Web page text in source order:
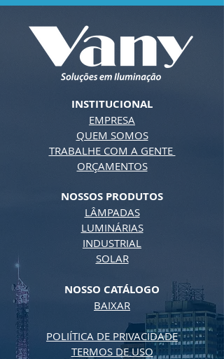
INSTITUCIONAL
EMPRESA
QUEM SOMOS
TRABALHE COM A GENTE
ORÇAMENTOS
NOSSOS PRODUTOS
LÂMPADAS
LUMINÁRIAS
INDUSTRIAL
SOLAR
NOSSO CATÁLOGO
BAIXAR
POLIÍTICA DE PRIVACIDADE
TERMOS DE USO